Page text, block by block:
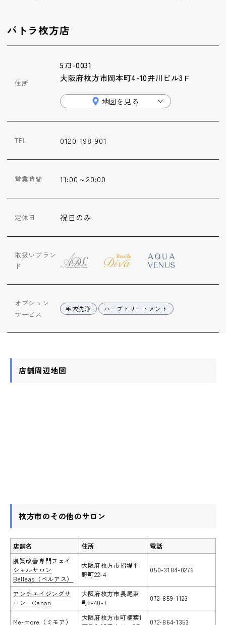
ラジオ波
パトラ枚方店
住所
573-0031
大阪府枚方市岡本町4-10井川ビル3Ｆ
地図を見る
TEL 0120-198-901
営業時間 11:00～20:00
定休日 祝日のみ
取扱いブラン
ド
オプション
サービス
毛穴洗浄 ハーブトリートメント
店舗周辺地図
枚方市のその他のサロン
店舗名 住所
電話
肌質改善専門フェイ
シャルサロン
Belleas（ベルアス）
大阪府枚方市招堤平
野町22-4
050-3184-0276
アンチエイジングサ
ロン Canon
大阪府枚方市長尾東
町2-40-7
072-859-1123
Me-more（ミモア）
大阪府枚方市町楠葉1
072-864-1353